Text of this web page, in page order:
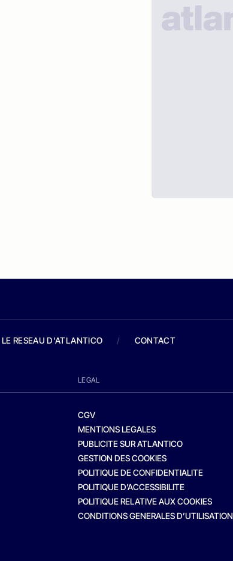
LE RESEAU D'ATLANTICO / CONTACT
LEGAL
CGV
MENTIONS LEGALES
PUBLICITE SUR ATLANTICO
GESTION DES COOKIES
POLITIQUE DE CONFIDENTIALITE
POLITIQUE D’ACCESSIBILITE
POLITIQUE RELATIVE AUX COOKIES
CONDITIONS GENERALES D’UTILISATION